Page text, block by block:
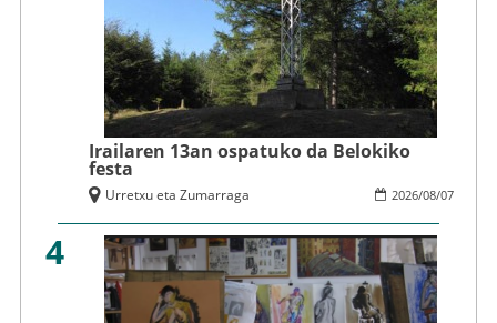
Irailaren 13an ospatuko da Belokiko
festa
2026/08/07
Urretxu eta Zumarraga
4